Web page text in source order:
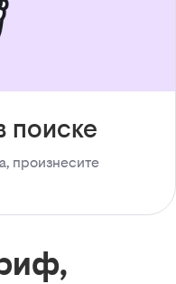
поиске
произнесите